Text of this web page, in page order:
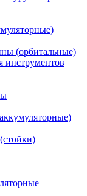
(орбитальные)
инструментов